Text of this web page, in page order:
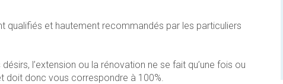
qualifiés et hautement recommandés par les particuliers
l’extension ou la rénovation ne se fait qu’une fois ou
doit donc vous correspondre à 100%.